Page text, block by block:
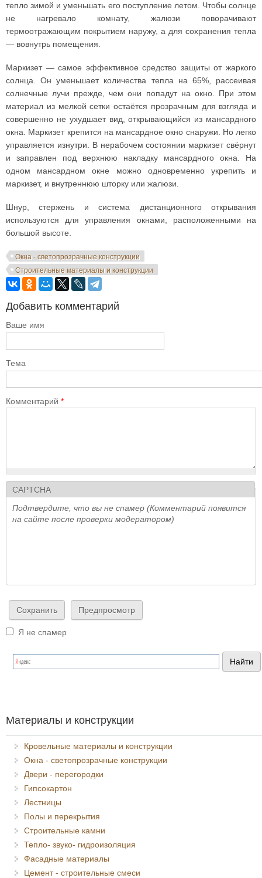
тепло зимой и уменьшать его поступление летом. Чтобы солнце
не нагревало комнату, жалюзи поворачивают
термоотражающим покрытием наружу, а для сохранения тепла
— вовнутрь помещения.
Маркизет — самое эффективное средство защиты от жаркого
солнца. Он уменьшает количества тепла на 65%, рассеивая
солнечные лучи прежде, чем они попадут на окно. При этом
материал из мелкой сетки остаётся прозрачным для взгляда и
совершенно не ухудшает вид, открывающийся из мансардного
окна. Маркизет крепится на мансардное окно снаружи. Но легко
управляется изнутри. В нерабочем состоянии маркизет свёрнут
и заправлен под верхнюю накладку мансардного окна. На
одном мансардном окне можно одновременно укрепить и
маркизет, и внутреннюю шторку или жалюзи.
Шнур, стержень и система дистанционного открывания
используются для управления окнами, расположенными на
большой высоте.
Окна - светопрозрачные конструкции
Строительные материалы и конструкции
Добавить комментарий
Ваше имя
Тема
Комментарий *
CAPTCHA
Подтвердите, что вы не спамер (Комментарий появится
на сайте после проверки модератором)
Я не спамер
Я спамер
Материалы и конструкции
Кровельные материалы и конструкции
Окна - светопрозрачные конструкции
Двери - перегородки
Гипсокартон
Лестницы
Полы и перекрытия
Строительные камни
Тепло- звуко- гидроизоляция
Фасадные материалы
Цемент - строительные смеси